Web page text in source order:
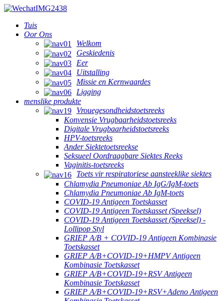
Tuis
Oor Ons
Welkom
Geskiedenis
Eer
Uitstalling
Missie en Kernwaardes
Ligging
menslike produkte
Vrouegesondheidstoetsreeks
Konvensie Vrugbaarheidstoetsreeks
Digitale Vrugbaarheidstoetsreeks
HPV-toetsreeks
Ander Siektetoetsreekse
Seksueel Oordraagbare Siektes Reeks
Vaginitis-toetsreeks
Toets vir respiratoriese aansteeklike siektes
Chlamydia Pneumoniae Ab IgG/IgM-toets
Chlamydia Pneumoniae Ab IgM-toets
COVID-19 Antigeen Toetskasset
COVID-19 Antigeen Toetskasset (Speeksel)
COVID-19 Antigeen Toetskasset (Speeksel) -
Lollipop Styl
GRIEP A/B + COVID-19 Antigeen Kombinasie
Toetskasset
GRIEP A/B+COVID-19+HMPV Antigeen
Kombinasie Toetskasset
GRIEP A/B+COVID-19+RSV Antigeen
Kombinasie Toetskasset
GRIEP A/B+COVID-19+RSV+Adeno Antigeen